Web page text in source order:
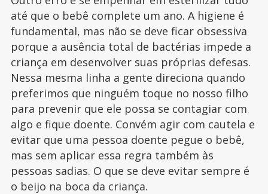
até que o bebê complete um ano. A higiene é
fundamental, mas não se deve ficar obsessiva
porque a ausência total de bactérias impede a
criança em desenvolver suas próprias defesas.
Nessa mesma linha a gente direciona quando
preferimos que ninguém toque no nosso filho
para prevenir que ele possa se contagiar com
algo e fique doente. Convém agir com cautela e
evitar que uma pessoa doente pegue o bebê,
mas sem aplicar essa regra também às
pessoas sadias. O que se deve evitar sempre é
o beijo na boca da criança.